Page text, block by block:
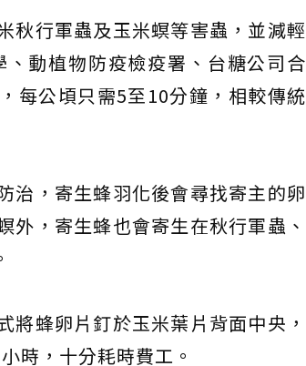
秋行軍蟲及玉米螟等害蟲，並減輕
、動植物防疫檢疫署、台糖公司合
每公頃只需5至10分鐘，相較傳統
治，寄生蜂羽化後會尋找寄主的卵
，寄生蜂也會寄生在秋行軍蟲、
蜂卵片釘於玉米葉片背面中央，
時，十分耗時費工。